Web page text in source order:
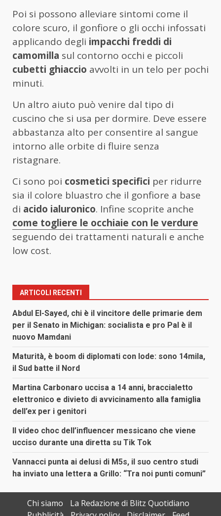
Poi si possono alleviare sintomi come il
colore scuro, il gonfiore o gli occhi infossati
applicando degli impacchi freddi di
camomilla sul contorno occhi e piccoli
cubetti ghiaccio avvolti in un telo per pochi
minuti.
Un altro aiuto può venire dal tipo di
cuscino che si usa per dormire. Deve essere
abbastanza alto per consentire al sangue
intorno alle orbite di fluire senza
ristagnare.
Ci sono poi cosmetici specifici per ridurre
sia il colore bluastro che il gonfiore a base
di acido ialuronico. Infine scoprite anche
come togliere le occhiaie con le verdure
seguendo dei trattamenti naturali e anche
low cost.
ARTICOLI RECENTI
Abdul El-Sayed, chi è il vincitore delle primarie dem
per il Senato in Michigan: socialista e pro Pal è il
nuovo Mamdani
Maturità, è boom di diplomati con lode: sono 14mila,
il Sud batte il Nord
Martina Carbonaro uccisa a 14 anni, braccialetto
elettronico e divieto di avvicinamento alla famiglia
dell’ex per i genitori
Il video choc dell’influencer messicano che viene
ucciso durante una diretta su Tik Tok
Vannacci punta ai delusi di M5s, il suo centro studi
ha inviato una lettera a Grillo: “Tra noi punti comuni”
Chi siamo
La Redazione di Blitz Quotidiano